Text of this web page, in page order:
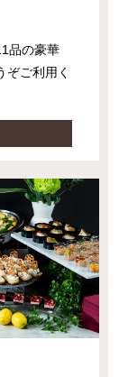
品の豪華
ぞご利用く